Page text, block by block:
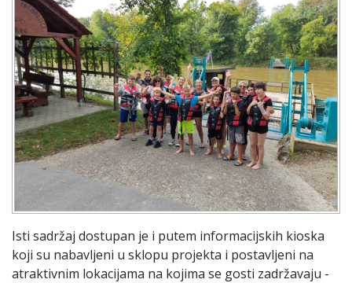
Isti sadržaj dostupan je i putem informacijskih kioska
koji su nabavljeni u sklopu projekta i postavljeni na
atraktivnim lokacijama na kojima se gosti zadržavaju -